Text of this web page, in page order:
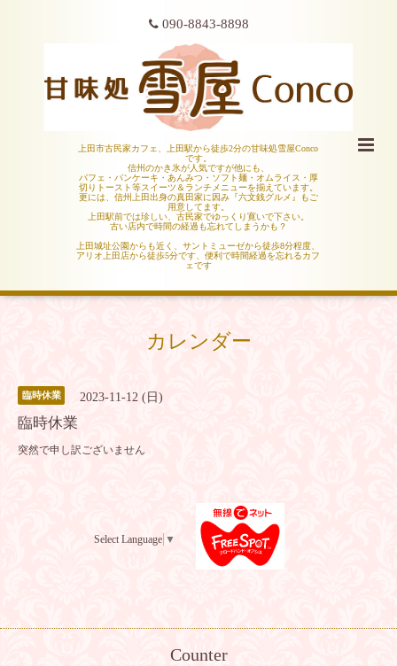
090-8843-8898
上田市古民家カフェ、上田駅から徒歩2分の甘味処雪屋Conco
です。
信州のかき氷が人気ですが他にも、
パフェ・パンケーキ・あんみつ・ソフト麺・オムライス・厚
切りトースト等スイーツ＆ランチメニューを揃えています。
更には、信州上田出身の真田家に因み『六文銭グルメ』もご
用意してます。
上田駅前では珍しい、古民家でゆっくり寛いで下さい。
古い店内で時間の経過も忘れてしまうかも？
上田城址公園からも近く、サントミューゼから徒歩8分程度、
アリオ上田店から徒歩5分です、便利で時間経過を忘れるカフ
ェです
カレンダー
臨時休業 2023-11-12 (日)
臨時休業
突然で申し訳ございません
Select Language ▼
Counter